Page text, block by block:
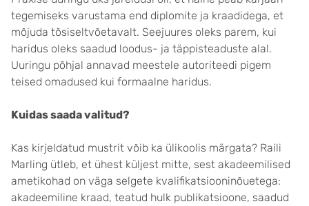
tegemiseks varustama end diplomite ja kraadidega, et
mõjuda tõsiseltvõetavalt. Seejuures oleks parem, kui
haridus oleks saadud loodus- ja täppisteaduste alal.
Uuringu põhjal annavad meestele autoriteedi pigem
teised omadused kui formaalne haridus.
Kuidas saada valitud?
Kas kirjeldatud mustrit võib ka ülikoolis märgata? Raili
Marling ütleb, et ühest küljest mitte, sest akadeemilised
ametikohad on väga selgete kvalifikatsiooninõuetega:
akadeemiline kraad, teatud hulk publikatsioone, saadud